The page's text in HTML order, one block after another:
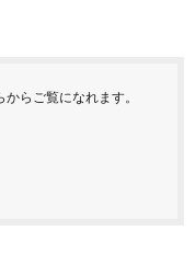
らご覧になれます。